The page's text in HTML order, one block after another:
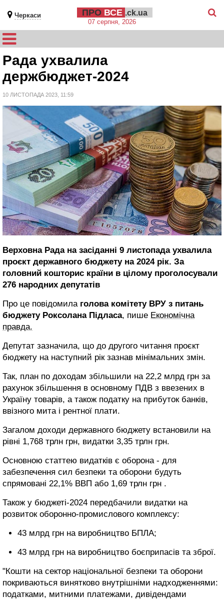
Черкаси ПРО ВСЕ .ck.ua
07 серпня, 2026
Рада ухвалила
держбюджет-2024
10 ЛИСТОПАДА 2023, 11:59
Верховна Рада на засіданні 9 листопада ухвалила
проєкт державного бюджету на 2024 рік. За
головний кошторис країни в цілому проголосували
276 народних депутатів
Про це повідомила голова комітету ВРУ з питань
бюджету Роксолана Підласа, пише Економічна
правда.
Депутат зазначила, що до другого читання проєкт
бюджету на наступний рік зазнав мінімальних змін.
Так, план по доходам збільшили на 22,2 млрд грн за
рахунок збільшення в основному ПДВ з ввезених в
Україну товарів, а також податку на прибуток банків,
ввізного мита і рентної плати.
Загалом доходи державного бюджету встановили на
рівні 1,768 трлн грн, видатки 3,35 трлн грн.
Основною статтею видатків є оборона - для
забезпечення сил безпеки та оборони будуть
спрямовані 22,1% ВВП або 1,69 трлн грн .
Також у бюджеті-2024 передбачили видатки на
розвиток оборонно-промислового комплексу:
43 млрд грн на виробництво БПЛА;
43 млрд грн на виробництво боєприпасів та зброї.
"Кошти на сектор національної безпеки та оборони
покриваються винятково внутрішніми надходженнями:
податками, митними платежами, дивідендами